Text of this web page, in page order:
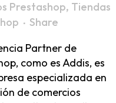
Prestashop, Tiendas
Share
Partner de
como es Addis, es
especializada en
de comercios